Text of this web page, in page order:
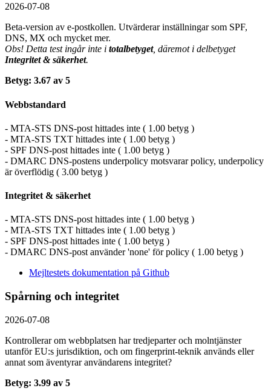
2026-07-08
Beta-version av e-postkollen. Utvärderar inställningar som SPF,
DNS, MX och mycket mer.
Obs! Detta test ingår inte i totalbetyget, däremot i delbetyget
Integritet & säkerhet.
Betyg: 3.67 av 5
Webbstandard
- MTA-STS DNS-post hittades inte ( 1.00 betyg )
- MTA-STS TXT hittades inte ( 1.00 betyg )
- SPF DNS-post hittades inte ( 1.00 betyg )
- DMARC DNS-postens underpolicy motsvarar policy, underpolicy
är överflödig ( 3.00 betyg )
Integritet & säkerhet
- MTA-STS DNS-post hittades inte ( 1.00 betyg )
- MTA-STS TXT hittades inte ( 1.00 betyg )
- SPF DNS-post hittades inte ( 1.00 betyg )
- DMARC DNS-post använder 'none' för policy ( 1.00 betyg )
Mejltestets dokumentation på Github
Spårning och integritet
2026-07-08
Kontrollerar om webbplatsen har tredjeparter och molntjänster
utanför EU:s jurisdiktion, och om fingerprint-teknik används eller
annat som äventyrar användarens integritet?
Betyg: 3.99 av 5